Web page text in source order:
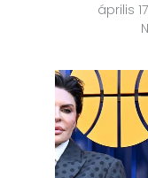
április